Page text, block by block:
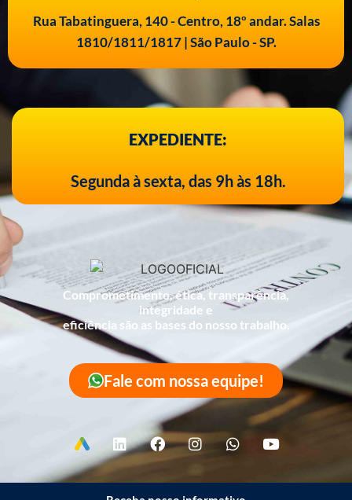
Rua Tabatinguera, 140 - Centro, 18º andar. Salas
1810/1811/1817 | São Paulo - SP.
EXPEDIENTE:
Segunda à sexta, das 9h às 18h.
Comprometimento, ética, transparência,
integridade e
eficiência são as bases do nosso trabalho.
Fale com nossa equipe!